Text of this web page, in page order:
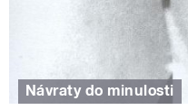
Návraty do minulosti